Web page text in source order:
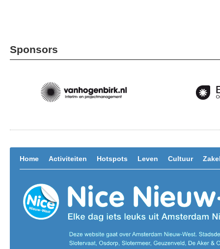
Sponsors
Home Activiteiten Hotspots Leven Cultuur